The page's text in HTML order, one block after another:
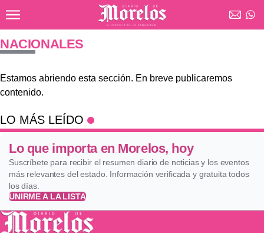
Diario de Morelos
NACIONALES
Estamos abriendo esta sección. En breve publicaremos
contenido.
LO MÁS LEÍDO
Lo que importa en Morelos, hoy
Suscríbete para recibir el resumen diario de noticias y los eventos
más relevantes del estado. Información verificada y gratuita todos
los días.
UNIRME A LA LISTA